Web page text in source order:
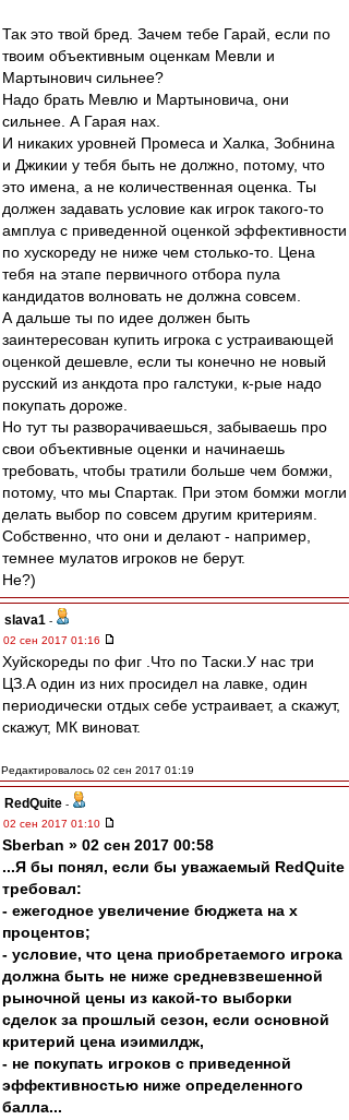
Так это твой бред. Зачем тебе Гарай, если по
твоим объективным оценкам Мевли и
Мартынович сильнее?
Надо брать Мевлю и Мартыновича, они
сильнее. А Гарая нах.
И никаких уровней Промеса и Халка, Зобнина
и Джикии у тебя быть не должно, потому, что
это имена, а не количественная оценка. Ты
должен задавать условие как игрок такого-то
амплуа с приведенной оценкой эффективности
по хускореду не ниже чем столько-то. Цена
тебя на этапе первичного отбора пула
кандидатов волновать не должна совсем.
А дальше ты по идее должен быть
заинтересован купить игрока с устраивающей
оценкой дешевле, если ты конечно не новый
русский из анкдота про галстуки, к-рые надо
покупать дороже.
Но тут ты разворачиваешься, забываешь про
свои объективные оценки и начинаешь
требовать, чтобы тратили больше чем бомжи,
потому, что мы Спартак. При этом бомжи могли
делать выбор по совсем другим критериям.
Собственно, что они и делают - например,
темнее мулатов игроков не берут.
Не?)
slava1 -
02 сен 2017 01:16
Хуйскореды по фиг .Что по Таски.У нас три
ЦЗ.А один из них просидел на лавке, один
периодически отдых себе устраивает, а скажут,
скажут, МК виноват.
Редактировалось 02 сен 2017 01:19
RedQuite -
02 сен 2017 01:10
Sberban » 02 сен 2017 00:58
...Я бы понял, если бы уважаемый RedQuite
требовал:
- ежегодное увеличение бюджета на х
процентов;
- условие, что цена приобретаемого игрока
должна быть не ниже средневзвешенной
рыночной цены из какой-то выборки
сделок за прошлый сезон, если основной
критерий цена иэимилдж,
- не покупать игроков с приведенной
эффективностью ниже определенного
балла...